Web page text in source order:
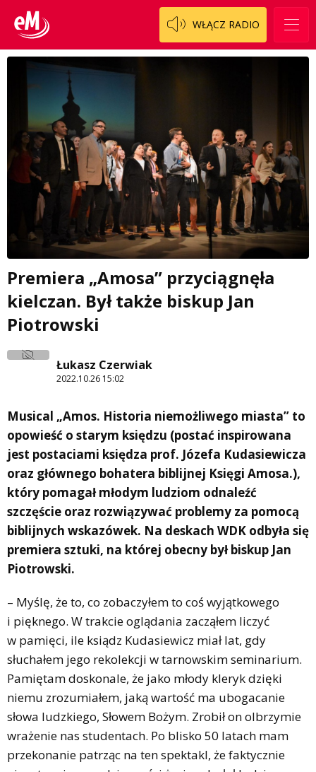
WŁĄCZ RADIO
Premiera „Amosa” przyciągnęła
kielczan. Był także biskup Jan
Piotrowski
Łukasz Czerwiak
2022.10.26 15:02
Musical „Amos. Historia niemożliwego miasta” to
opowieść o starym księdzu (postać inspirowana
jest postaciami księdza prof. Józefa Kudasiewicza
oraz głównego bohatera biblijnej Księgi Amosa.),
który pomagał młodym ludziom odnaleźć
szczęście oraz rozwiązywać problemy za pomocą
biblijnych wskazówek. Na deskach WDK odbyła się
premiera sztuki, na której obecny był biskup Jan
Piotrowski.
– Myślę, że to, co zobaczyłem to coś wyjątkowego
i pięknego. W trakcie oglądania zacząłem liczyć
w pamięci, ile ksiądz Kudasiewicz miał lat, gdy
słuchałem jego rekolekcji w tarnowskim seminarium.
Pamiętam doskonale, że jako młody kleryk dzięki
niemu zrozumiałem, jaką wartość ma ubogacanie
słowa ludzkiego, Słowem Bożym. Zrobił on olbrzymie
wrażenie nas studentach. Po blisko 50 latach mam
przekonanie patrząc na ten spektakl, że faktycznie